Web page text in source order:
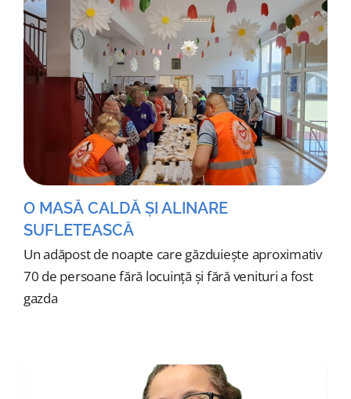
O MASĂ CALDĂ ȘI ALINARE
SUFLETEASCĂ
Un adăpost de noapte care găzduiește aproximativ
70 de persoane fără locuință și fără venituri a fost
gazda